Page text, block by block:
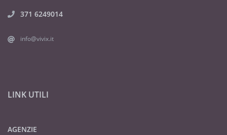
371 6249014
info@vivix.it
LINK UTILI
AGENZIE